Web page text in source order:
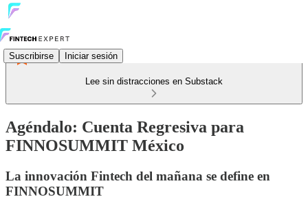
Suscribirse Iniciar sesión
Lee sin distracciones en Substack
Agéndalo: Cuenta Regresiva para
FINNOSUMMIT México
La innovación Fintech del mañana se define en
FINNOSUMMIT